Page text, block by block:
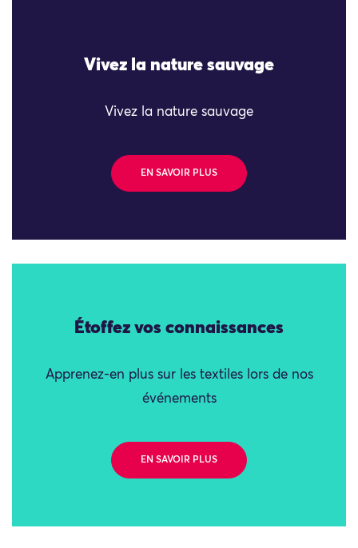
Vivez la nature sauvage
Vivez la nature sauvage
EN SAVOIR PLUS
Étoffez vos connaissances
Apprenez-en plus sur les textiles lors de nos
événements
EN SAVOIR PLUS